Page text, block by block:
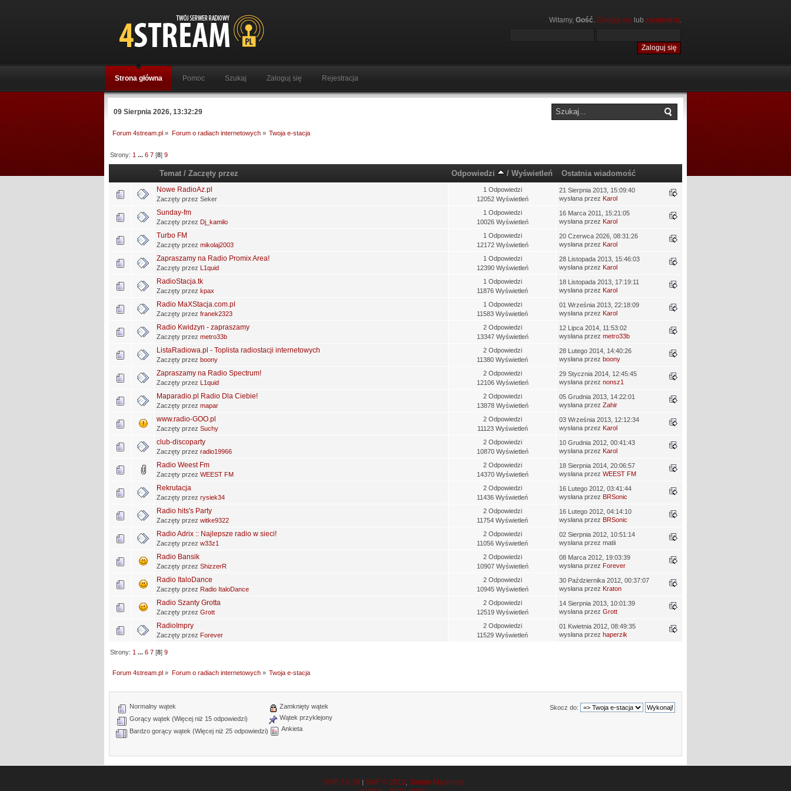
Witamy, Gość. Zaloguj się lub zarejestruj.
Strona główna Pomoc Szukaj Zaloguj się Rejestracja
09 Sierpnia 2026, 13:32:29
Forum 4stream.pl » Forum o radiach internetowych» Twoja e-stacja
Strony: 1 ...6 7 [8]9
Temat /Zaczęty przez Odpowiedzi / Wyświetleń Ostatnia wiadomość
Nowe RadioAz.pl
Zaczęty przez Seker
1 Odpowiedzi
12052 Wyświetleń
21 Sierpnia 2013, 15:09:40
wysłana przez Karol
Sunday-fm
Zaczęty przez Dj_kamilo
1 Odpowiedzi
10026 Wyświetleń
16 Marca 2011, 15:21:05
wysłana przez Karol
Turbo FM
Zaczęty przez mikolaj2003
1 Odpowiedzi
12172 Wyświetleń
20 Czerwca 2026, 08:31:26
wysłana przez Karol
Zapraszamy na Radio Promix Area!
Zaczęty przez L1quid
1 Odpowiedzi
12390 Wyświetleń
28 Listopada 2013, 15:46:03
wysłana przez Karol
RadioStacja.tk
Zaczęty przez kpax
1 Odpowiedzi
11876 Wyświetleń
18 Listopada 2013, 17:19:11
wysłana przez Karol
Radio MaXStacja.com.pl
Zaczęty przez franek2323
1 Odpowiedzi
11583 Wyświetleń
01 Września 2013, 22:18:09
wysłana przez Karol
Radio Kwidzyn - zapraszamy
Zaczęty przez metro33b
2 Odpowiedzi
13347 Wyświetleń
12 Lipca 2014, 11:53:02
wysłana przez metro33b
ListaRadiowa.pl - Toplista radiostacji internetowych
Zaczęty przez boony
2 Odpowiedzi
11380 Wyświetleń
28 Lutego 2014, 14:40:26
wysłana przez boony
Zapraszamy na Radio Spectrum!
Zaczęty przez L1quid
2 Odpowiedzi
12106 Wyświetleń
29 Stycznia 2014, 12:45:45
wysłana przez nonsz1
Maparadio.pl Radio Dla Ciebie!
Zaczęty przez mapar
2 Odpowiedzi
13878 Wyświetleń
05 Grudnia 2013, 14:22:01
wysłana przez Zahir
www.radio-GOO.pl
Zaczęty przez Suchy
2 Odpowiedzi
11123 Wyświetleń
03 Września 2013, 12:12:34
wysłana przez Karol
club-discoparty
Zaczęty przez radio19966
2 Odpowiedzi
10870 Wyświetleń
10 Grudnia 2012, 00:41:43
wysłana przez Karol
Radio Weest Fm
Zaczęty przez WEEST FM
2 Odpowiedzi
14370 Wyświetleń
18 Sierpnia 2014, 20:06:57
wysłana przez WEEST FM
Rekrutacja
Zaczęty przez rysiek34
2 Odpowiedzi
11436 Wyświetleń
16 Lutego 2012, 03:41:44
wysłana przez BRSonic
Radio hits's Party
Zaczęty przez witke9322
2 Odpowiedzi
11754 Wyświetleń
16 Lutego 2012, 04:14:10
wysłana przez BRSonic
Radio Adrix :: Najlepsze radio w sieci!
Zaczęty przez w33z1
2 Odpowiedzi
11056 Wyświetleń
02 Sierpnia 2012, 10:51:14
wysłana przez matii
Radio Bansik
Zaczęty przez ShizzerR
2 Odpowiedzi
10907 Wyświetleń
08 Marca 2012, 19:03:39
wysłana przez Forever
Radio ItaloDance
Zaczęty przez Radio ItaloDance
2 Odpowiedzi
10945 Wyświetleń
30 Października 2012, 00:37:07
wysłana przez Kraton
Radio Szanty Grotta
Zaczęty przez Grott
2 Odpowiedzi
12519 Wyświetleń
14 Sierpnia 2013, 10:01:39
wysłana przez Grott
RadioImpry
Zaczęty przez Forever
2 Odpowiedzi
11529 Wyświetleń
01 Kwietnia 2012, 08:49:35
wysłana przez haperzik
Strony: 1 ...6 7 [8]9
Forum 4stream.pl » Forum o radiach internetowych» Twoja e-stacja
Skocz do:
Normalny wątek
Gorący wątek (Więcej niż 15 odpowiedzi)
Bardzo gorący wątek (Więcej niż 25 odpowiedzi)
Zamknięty wątek
Wątek przyklejony
Ankieta
SMF 2.0.19 | SMF © 2013 Simple Machines